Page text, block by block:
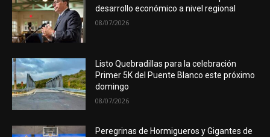
desarrollo económico a nivel regional
08/07/2026
Listo Quebradillas para la celebración
Primer 5K del Puente Blanco este próximo
domingo
08/07/2026
Peregrinas de Hormigueros y Gigantes de